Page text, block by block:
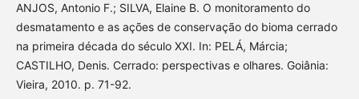
ANJOS, Antonio F.; SILVA, Elaine B. O monitoramento do
desmatamento e as ações de conservação do bioma cerrado
na primeira década do século XXI. In: PELÁ, Márcia;
CASTILHO, Denis. Cerrado: perspectivas e olhares. Goiânia:
Vieira, 2010. p. 71-92.